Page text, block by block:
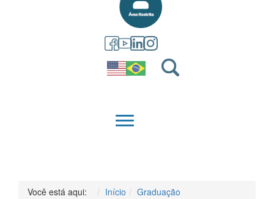
QUEM SOMOS
Você está aqui: Início
Graduação